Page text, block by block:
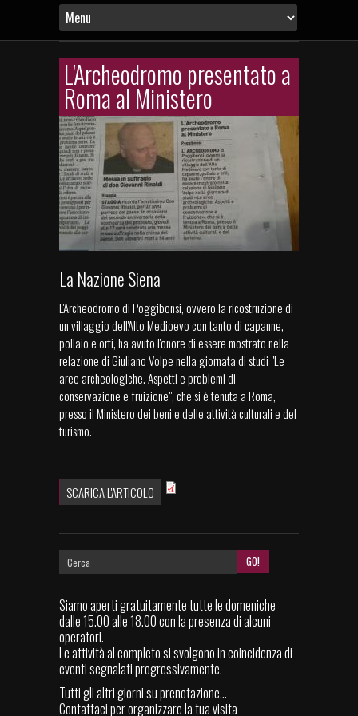
L'Archeodromo presentato a
Roma al Ministero
La Nazione Siena
L'Archeodromo di Poggibonsi, ovvero la ricostruzione di
un villaggio dell'Alto Medioevo con tanto di capanne,
pollaio e orti, ha avuto l'onore di essere mostrato nella
relazione di Giuliano Volpe nella giornata di studi "Le
aree archeologiche. Aspetti e problemi di
conservazione e fruizione", che si è tenuta a Roma,
presso il Ministero dei beni e delle attività culturali e del
turismo.
SCARICA L'ARTICOLO
Siamo aperti gratuitamente tutte le domeniche
dalle 15.00 alle 18.00 con la presenza di alcuni
operatori.
Le attività al completo si svolgono in coincidenza di
eventi segnalati progressivamente.
Tutti gli altri giorni su prenotazione...
Contattaci per organizzare la tua visita